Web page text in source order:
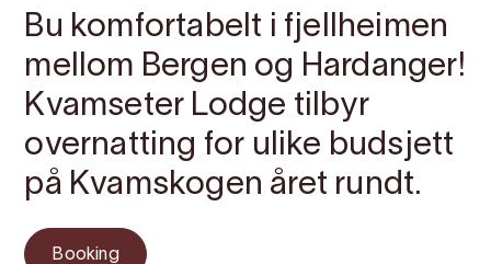
Bu komfortabelt i fjellheimen
mellom Bergen og Hardanger!
Kvamseter Lodge tilbyr
overnatting for ulike budsjett
på Kvamskogen året rundt.
Booking